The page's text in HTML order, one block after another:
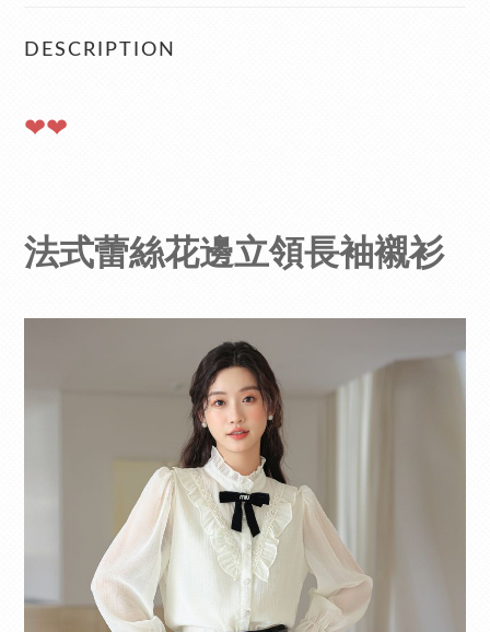
DESCRIPTION
❤❤
法式蕾絲花邊立領長袖襯衫